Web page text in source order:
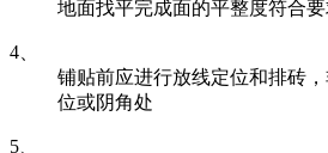
地面找平完成面的平整度符合
4、
铺贴前应进行放线定位和排砖
位或阴角处
5、